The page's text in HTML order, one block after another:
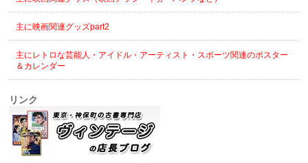
主に映画関連グッズpart2
主にレトロな芸能人・アイドル・アーティスト・スポーツ関連のポスター
＆カレンダー
リンク